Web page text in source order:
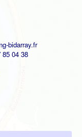
bidarray.fr
85 04 38